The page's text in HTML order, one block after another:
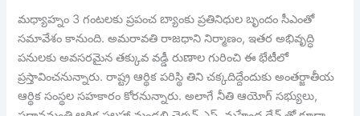
మధ్యాహ్నం 3 గంటలకు ప్రపంచ బ్యాంకు ప్రతినిధుల బృందం సీఎంతో
సమావేశం కానుంది. అమరావతి రాజధాని నిర్మాణం, ఇతర అభివృద్ధి
పనులకు అవసరమైన తక్కువ వడ్డీ రుణాల గురించి ఈ భేటీలో
ప్రస్తావించనున్నారు. రాష్ట్ర ఆర్థిక పరిస్థి తిని చక్కదిద్దేందుకు అంతర్జాతీయ
ఆర్థిక సంస్థల సహకారం కోరనున్నారు. అలాగే నీతి ఆయోగ్ సభ్యులు,